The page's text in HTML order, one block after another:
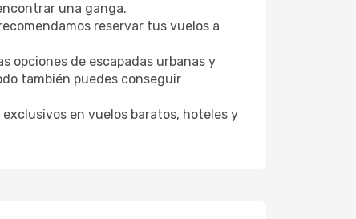
una ganga.
reservar tus vuelos a
opciones de escapadas urbanas y
también puedes conseguir
en vuelos baratos, hoteles y